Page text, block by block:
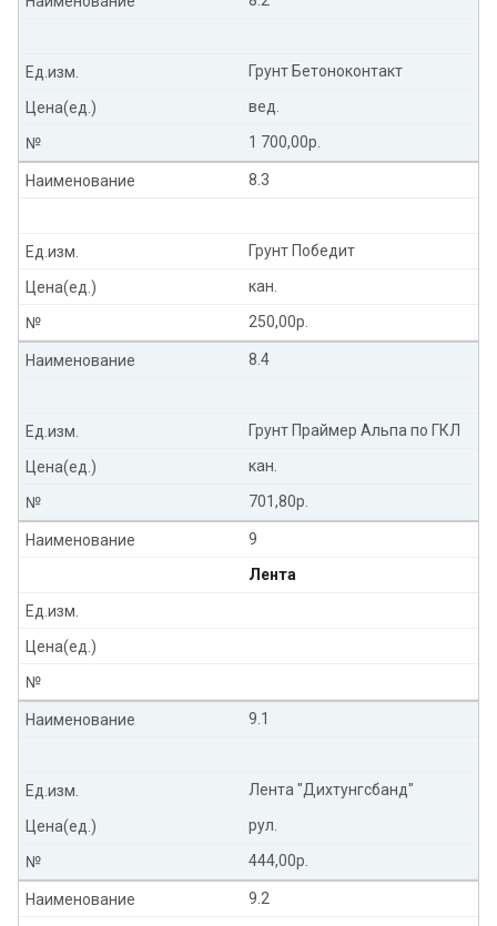
Грунт Бетоноконтакт
Ед.изм.
вед.
Цена(ед.)
1 700,00р.
№
8.3
Наименование
Грунт Победит
Ед.изм.
кан.
Цена(ед.)
250,00р.
№
8.4
Наименование
Грунт Праймер Альпа по ГКЛ
Ед.изм.
кан.
Цена(ед.)
701,80р.
№
9
Наименование
Лента
Ед.изм.
Цена(ед.)
№
9.1
Наименование
Лента "Дихтунгсбанд"
Ед.изм.
рул.
Цена(ед.)
444,00р.
№
9.2
Наименование